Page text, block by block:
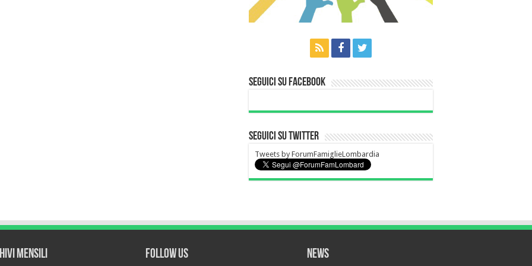
Seguici su Facebook
Seguici su Twitter
Tweets by ForumFamiglieLombardia
mensili Follow Us News